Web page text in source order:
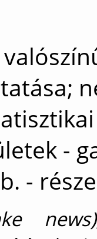
-
-